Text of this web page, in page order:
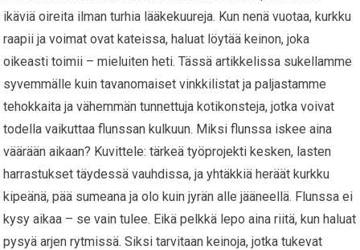
ikäviä oireita ilman turhia lääkekuureja. Kun nenä vuotaa, kurkku
raapii ja voimat ovat kateissa, haluat löytää keinon, joka
oikeasti toimii – mieluiten heti. Tässä artikkelissa sukellamme
syvemmälle kuin tavanomaiset vinkkilistat ja paljastamme
tehokkaita ja vähemmän tunnettuja kotikonsteja, jotka voivat
todella vaikuttaa flunssan kulkuun. Miksi flunssa iskee aina
väärään aikaan? Kuvittele: tärkeä työprojekti kesken, lasten
harrastukset täydessä vauhdissa, ja yhtäkkiä heräät kurkku
kipeänä, pää sumeana ja olo kuin jyrän alle jääneellä. Flunssa ei
kysy aikaa – se vain tulee. Eikä pelkkä lepo aina riitä, kun haluat
pysyä arjen rytmissä. Siksi tarvitaan keinoja, jotka tukevat